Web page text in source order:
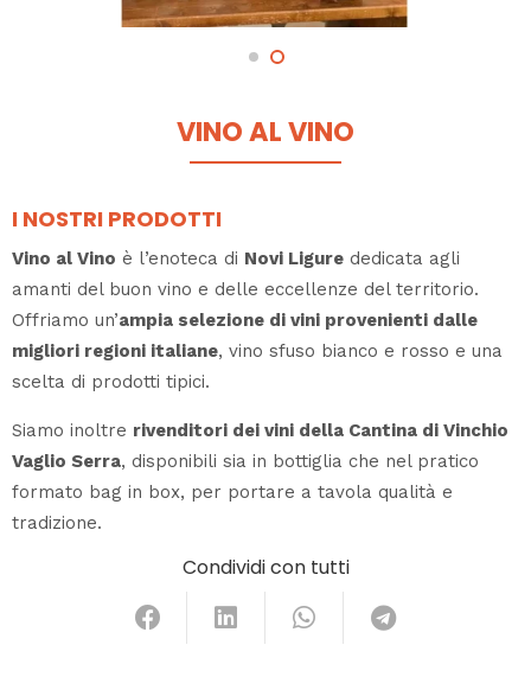
VINO AL VINO
I NOSTRI PRODOTTI
Vino al Vino è l’enoteca di Novi Ligure dedicata agli
amanti del buon vino e delle eccellenze del territorio.
Offriamo un’ampia selezione di vini provenienti dalle
migliori regioni italiane, vino sfuso bianco e rosso e una
scelta di prodotti tipici.
Siamo inoltre rivenditori dei vini della Cantina di Vinchio
Vaglio Serra, disponibili sia in bottiglia che nel pratico
formato bag in box, per portare a tavola qualità e
tradizione.
Condividi con tutti